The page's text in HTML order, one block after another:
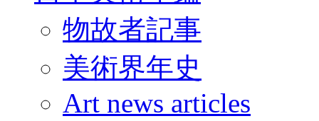
物故者記事
美術界年史
Art news articles